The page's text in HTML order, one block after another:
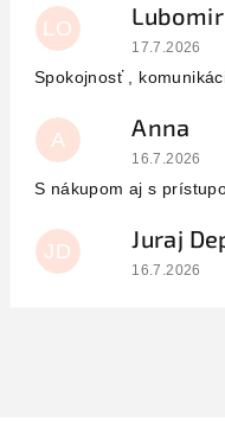
LO
17.7.2026
Spokojnosť ,
A Anna
16.7.2026
S nákupom aj s
JD Juraj
16.7.2026